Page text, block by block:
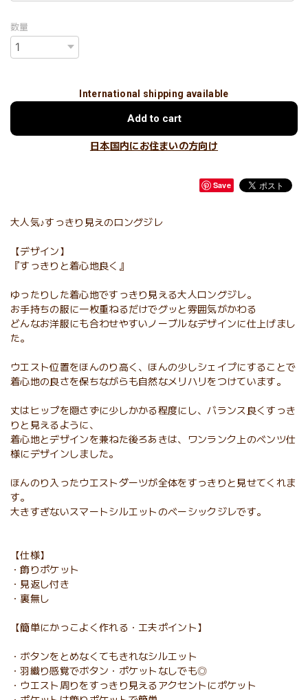
数量
International shipping available
Add to cart
日本国内にお住まいの方向け
Save
大人気♪すっきり見えのロングジレ
【デザイン】
『すっきりと着心地良く』
ゆったりした着心地ですっきり見える大人ロングジレ。
お手持ちの服に一枚重ねるだけでグッと雰囲気がかわる
どんなお洋服にも合わせやすいノーブルなデザインに仕上げまし
た。
ウエスト位置をほんのり高く、ほんの少しシェイプにすることで
着心地の良さを保ちながらも自然なメリハリをつけています。
丈はヒップを隠さずに少しかかる程度にし、バランス良くすっき
りと見えるように、
着心地とデザインを兼ねた後ろあきは、ワンランク上のベンツ仕
様にデザインしました。
ほんのり入ったウエストダーツが全体をすっきりと見せてくれま
す。
大きすぎないスマートシルエットのベーシックジレです。
【仕様】
・飾りポケット
・見返し付き
・裏無し
【簡単にかっこよく作れる・工夫ポイント】
・ボタンをとめなくてもきれなシルエット
・羽織り感覚でボタン・ポケットなしでも◎
・ウエスト周りをすっきり見えるアクセントにポケット